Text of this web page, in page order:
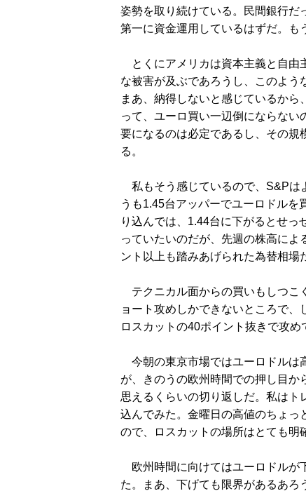
姿勢を取り続けている。民間銀行だ
第一に資金運用しているはずだ。も
とくにアメリカは資本主義と自由
な被害が及ぶであろうし、このよう
まあ、納得しないと感じているか
って、ユーロ買い一辺倒にならな
要になるのは必定であるし、その規
る。
私もそう感じているので、S&Pは
うも1.45台アッパーでユーロドル
り込んでは、1.44台に下がるとせ
っていたいのだが、先週の株高によ
ント以上も踏みあげられた為替相場
テクニカル面からの買いもしつこ
ョート攻めしかできないところで
ロスカットの40ポイント抜きで攻め
今朝の東京市場ではユーロドルは
が、きのうの欧州時間での押し目か
思えるくらいの切り返しだ。私はト
込んでみた。金曜日の高値のちょっ
ので、ロスカットの場所はとても明
欧州時間に向けてはユーロドルが
た。まあ、下げても限界があるあろ